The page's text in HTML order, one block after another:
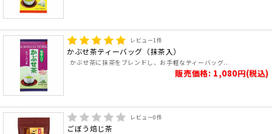
レビュー1件
かぶせ茶ティーバッグ（抹茶入）
かぶせ茶に抹茶をブレンドし、お手軽なティーバッグ..
販売価格: 1,080円(税込)
レビュー0件
ごぼう焙じ茶